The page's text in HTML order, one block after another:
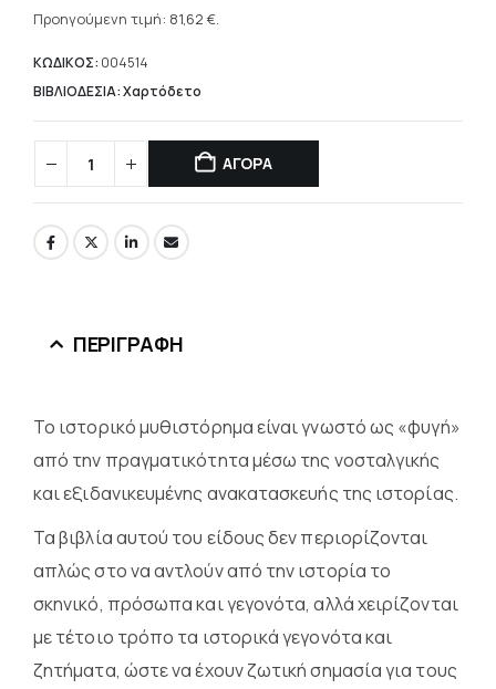
116,60 €.
τρέχουσα
είναι:
81,62 €.
Προηγούμενη τιμή: 81,62 €.
ΚΩΔΙΚΟΣ: 004514
ΒΙΒΛΙΟΔΕΣΙΑ: Χαρτόδετο
ΑΓΟΡΑ
ΠΕΡΙΓΡΑΦΉ
Το ιστορικό µυθιστόρηµα είναι γνωστό ως «φυγή»
από την πραγματικότητα µέσω της νοσταλγικής
και εξιδανικευμένης ανακατασκευής της ιστορίας.
Τα βιβλία αυτού του είδους δεν περιορίζονται
απλώς στο να αντλούν από την ιστορία το
σκηνικό, πρόσωπα και γεγονότα, αλλά χειρίζονται
με τέτοιο τρόπο τα ιστορικά γεγονότα και
ζητήματα, ώστε να έχουν ζωτική σημασία για τους